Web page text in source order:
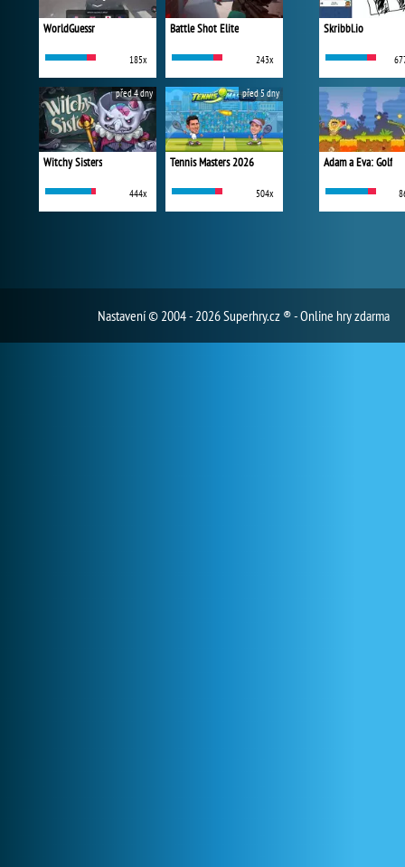
WorldGuessr
185x
Battle Shot Elite
243x
Witchy Sisters
444x
před 4 dny
Tennis Masters 2026
504x
před 5 dny
Skribbl.io
Adam a Eva: Golf
Nastavení© 2004 - 2026 Superhry.cz ® - Online hry zdarma